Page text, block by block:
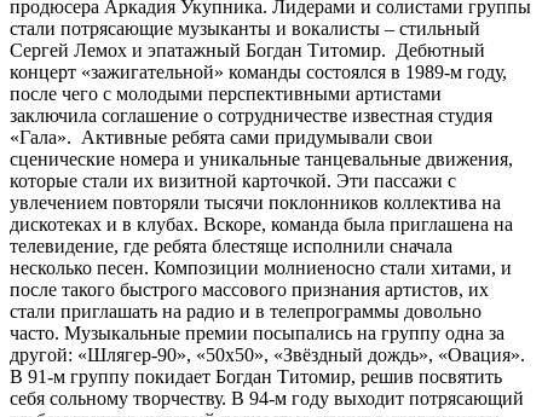
продюсера Аркадия Укупника. Лидерами и солистами группы
стали потрясающие музыканты и вокалисты – стильный
Сергей Лемох и эпатажный Богдан Титомир. Дебютный
концерт «зажигательной» команды состоялся в 1989-м году,
после чего с молодыми перспективными артистами
заключила соглашение о сотрудничестве известная студия
«Гала». Активные ребята сами придумывали свои
сценические номера и уникальные танцевальные движения,
которые стали их визитной карточкой. Эти пассажи с
увлечением повторяли тысячи поклонников коллектива на
дискотеках и в клубах. Вскоре, команда была приглашена на
телевидение, где ребята блестяще исполнили сначала
несколько песен. Композиции молниеносно стали хитами, и
после такого быстрого массового признания артистов, их
стали приглашать на радио и в телепрограммы довольно
часто. Музыкальные премии посыпались на группу одна за
другой: «Шлягер-90», «50х50», «Звёздный дождь», «Овация».
В 91-м группу покидает Богдан Титомир, решив посвятить
себя сольному творчеству. В 94-м году выходит потрясающий